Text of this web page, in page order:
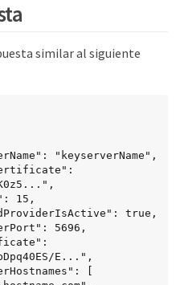
similar al siguiente
E...",